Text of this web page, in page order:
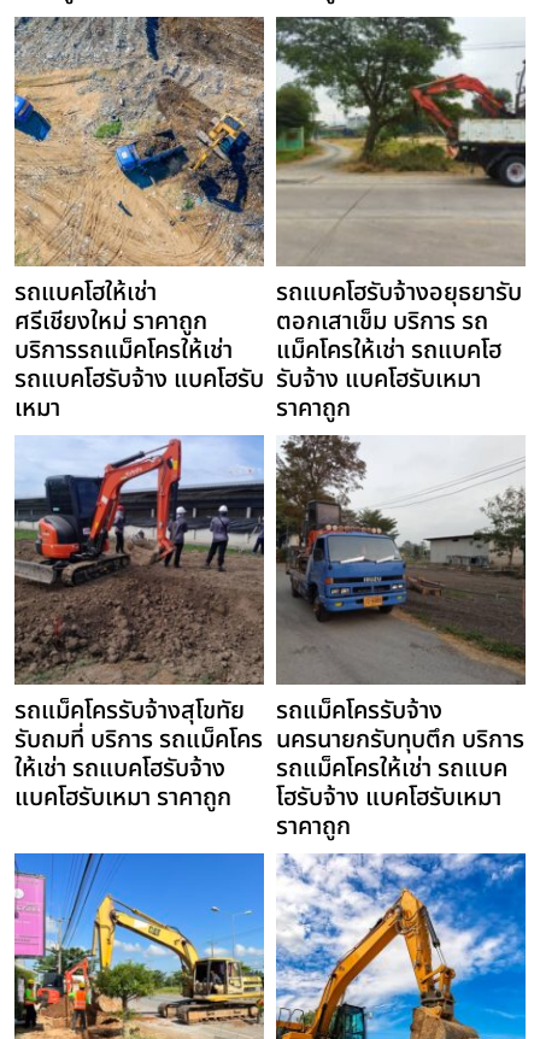
รถแบคโฮให้เช่า
ศรีเชียงใหม่ ราคาถูก
บริการรถแม็คโครให้เช่า
รถแบคโฮรับจ้าง แบคโฮรับ
เหมา
รถแบคโฮรับจ้างอยุธยารับ
ตอกเสาเข็ม บริการ รถ
แม็คโครให้เช่า รถแบคโฮ
รับจ้าง แบคโฮรับเหมา
ราคาถูก
รถแม็คโครรับจ้างสุโขทัย
รับถมที่ บริการ รถแม็คโคร
ให้เช่า รถแบคโฮรับจ้าง
แบคโฮรับเหมา ราคาถูก
รถแม็คโครรับจ้าง
นครนายกรับทุบตึก บริการ
รถแม็คโครให้เช่า รถแบค
โฮรับจ้าง แบคโฮรับเหมา
ราคาถูก